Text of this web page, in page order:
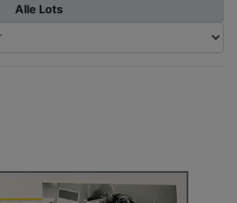
Alle Lots